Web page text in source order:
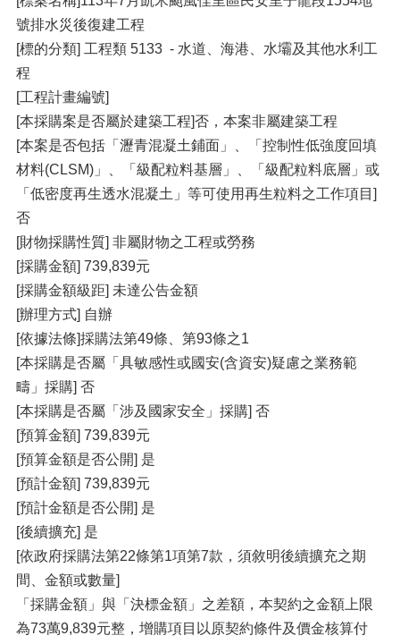
號排水災後復建工程
[標的分類] 工程類 5133 - 水道、海港、水壩及其他水利工
程
[工程計畫編號]
[本採購案是否屬於建築工程]否，本案非屬建築工程
[本案是否包括「瀝青混凝土鋪面」、「控制性低強度回填
材料(CLSM)」、「級配粒料基層」、「級配粒料底層」或
「低密度再生透水混凝土」等可使用再生粒料之工作項目]
否
[財物採購性質] 非屬財物之工程或勞務
[採購金額] 739,839元
[採購金額級距] 未達公告金額
[辦理方式] 自辦
[依據法條]採購法第49條、第93條之1
[本採購是否屬「具敏感性或國安(含資安)疑慮之業務範
疇」採購] 否
[本採購是否屬「涉及國家安全」採購] 否
[預算金額] 739,839元
[預算金額是否公開] 是
[預計金額] 739,839元
[預計金額是否公開] 是
[後續擴充] 是
[依政府採購法第22條第1項第7款，須敘明後續擴充之期
間、金額或數量]
「採購金額」與「決標金額」之差額，本契約之金額上限
為73萬9,839元整，增購項目以原契約條件及價金核算付